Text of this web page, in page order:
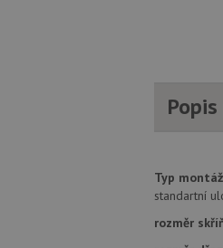
Typ
standartní
rozměr